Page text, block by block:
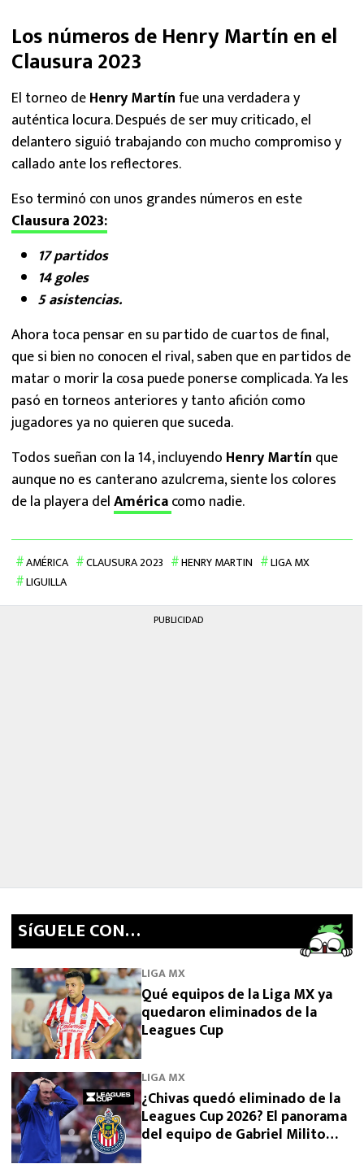
Los números de Henry Martín en el
Clausura 2023
El torneo deHenry Martín fue una verdadera y
auténtica locura. Después de ser muy criticado, el
delantero siguió trabajando con mucho compromiso y
callado ante los reflectores.
Eso terminó con unos grandes números en este
Clausura 2023:
17 partidos
14 goles
5 asistencias.
Ahora toca pensar en su partido de cuartos de final,
que si bien no conocen el rival, saben que en partidos de
matar o morir la cosa puede ponerse complicada. Ya les
pasó en torneos anteriores y tanto afición como
jugadores ya no quieren que suceda.
Todos sueñan con la 14, incluyendo Henry Martín que
aunque no es canterano azulcrema, siente los colores
de la playera delAméricacomo nadie.
AMÉRICA CLAUSURA 2023 HENRY MARTIN
LIGA MX
LIGUILLA
PUBLICIDAD
SíGUELE CON…
LIGA MX
Qué equipos de la Liga MX ya
quedaron eliminados de la
Leagues Cup
LIGA MX
¿Chivas quedó eliminado de la
Leagues Cup 2026? El panorama
del equipo de Gabriel Milito